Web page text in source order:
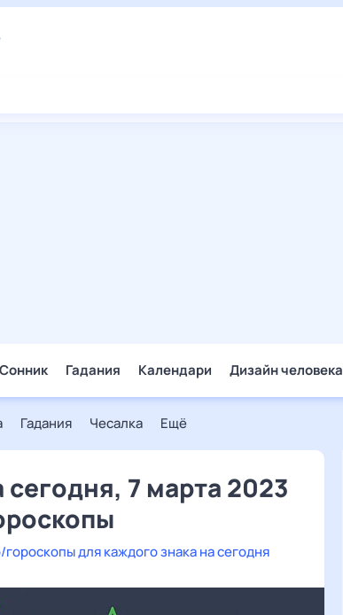
Сонник Гадания Календари Дизайн человека
Гадания Чесалка Ещё
7 марта 2023
для каждого знака на сегодня